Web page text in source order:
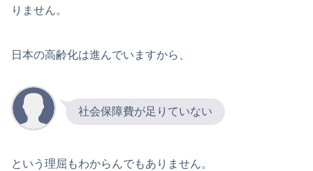
りません。
日本の高齢化は進んでいますから、
社会保障費が足りていない
という理屈もわからんでもありません。